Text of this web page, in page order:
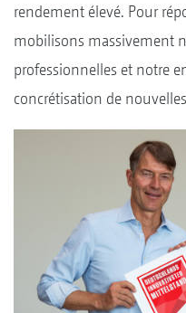
rendement élevé. Pour
mobilisons massivement
professionnelles et notre
concrétisation de